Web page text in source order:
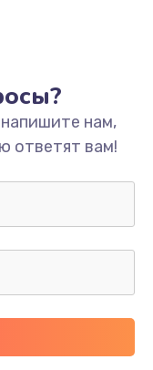
нам,
ответят вам!